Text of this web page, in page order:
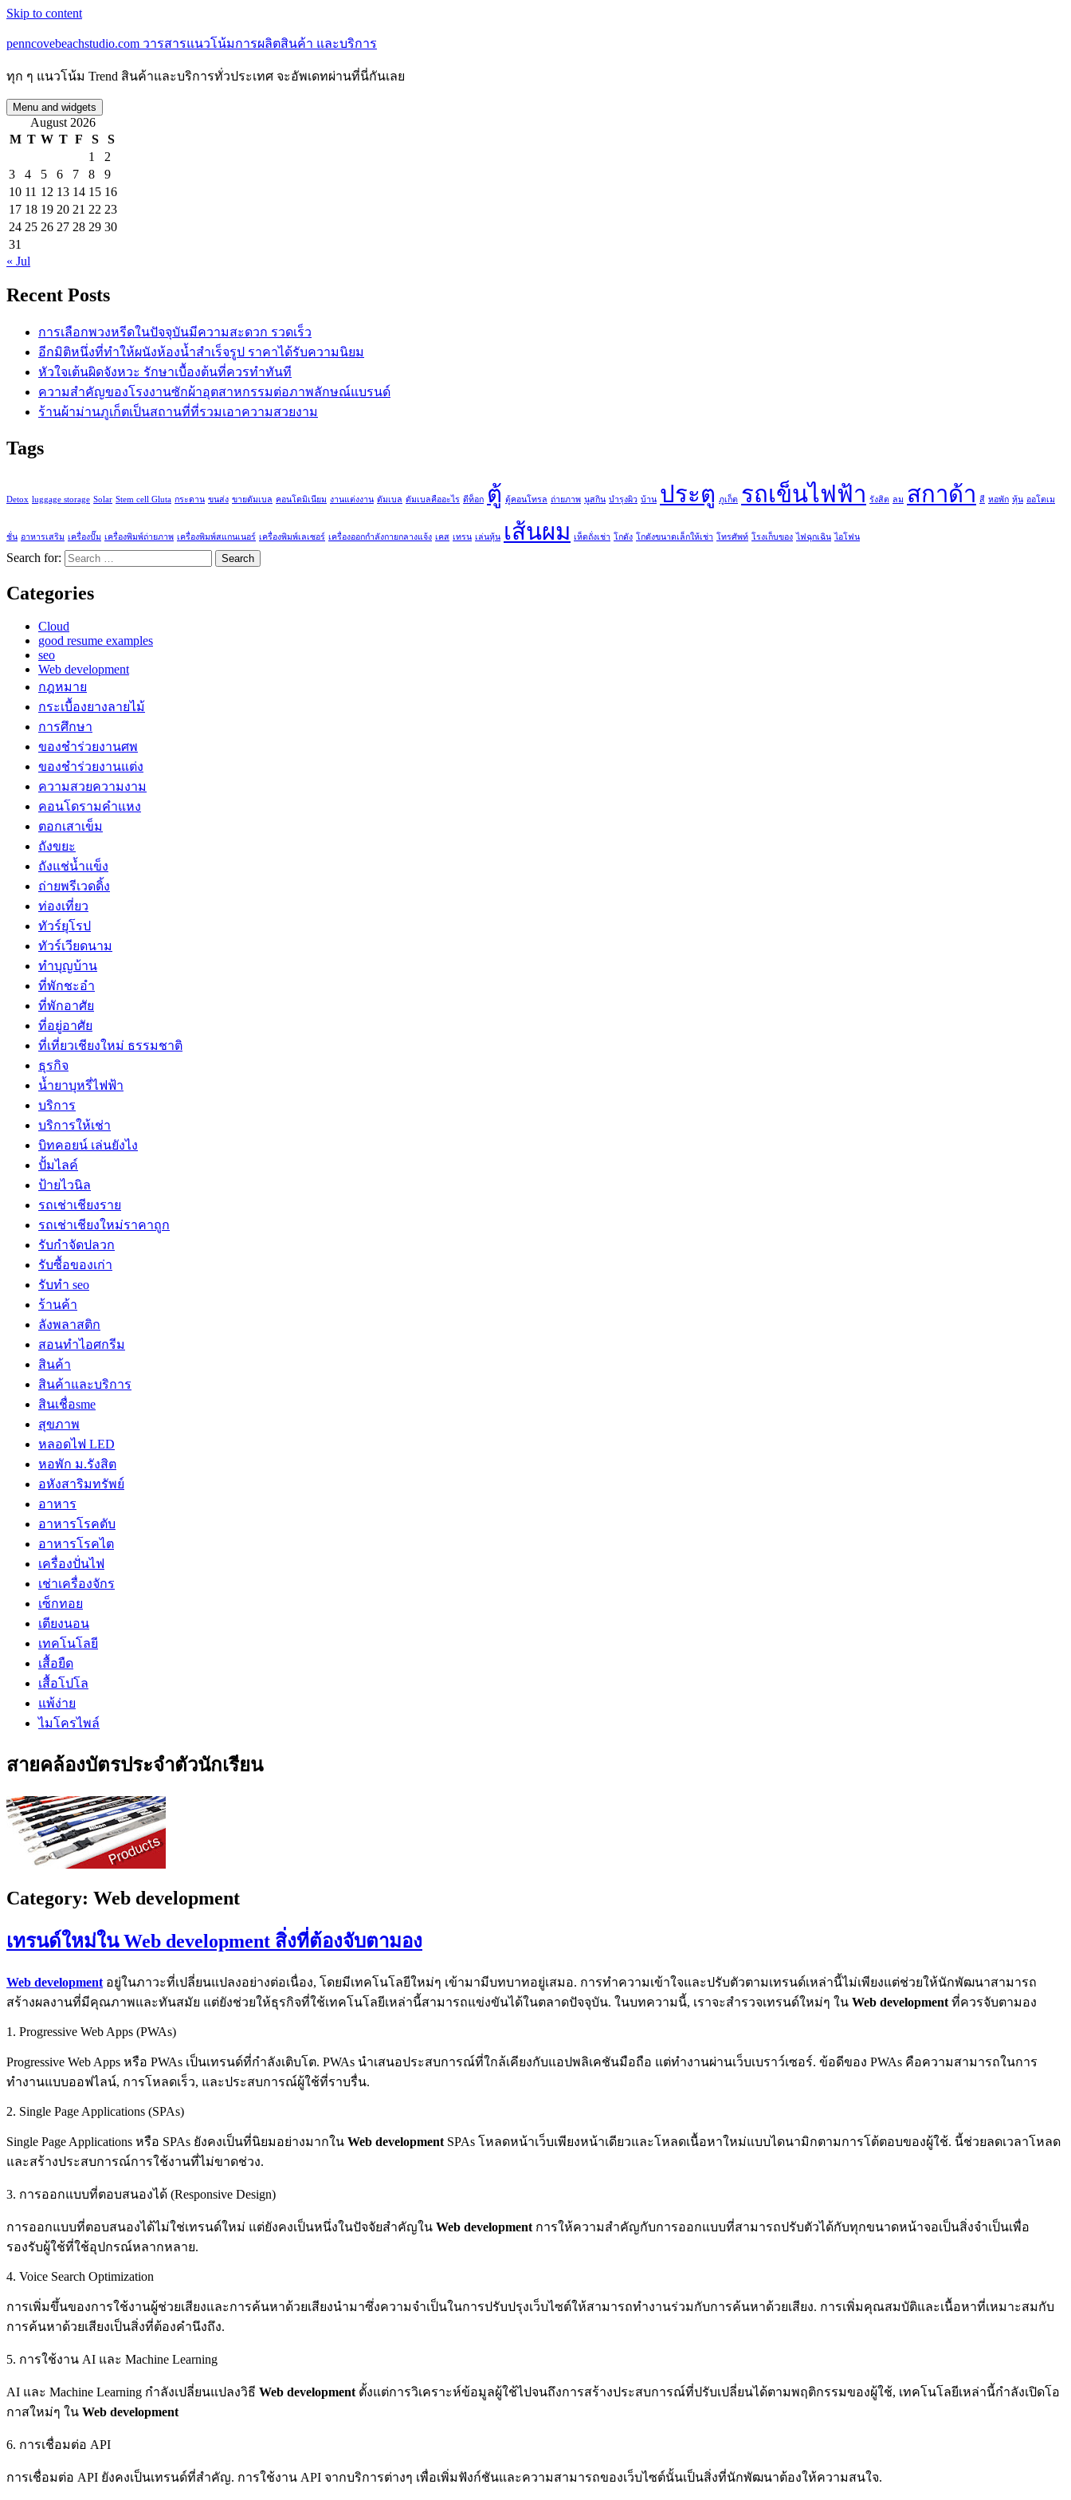
Skip to content
penncovebeachstudio.com วารสารแนวโน้มการผลิตสินค้า และบริการ
ทุก ๆ แนวโน้ม Trend สินค้าและบริการทั่วประเทศ จะอัพเดทผ่านที่นี่กันเลย
Menu and widgets
August 2026
M T W T F S
S
1
2
3
4 5 6 7 8
9
10 11 12 13 14 15 16
17 18 19 20 21 22 23
24 25 26 27 28 29 30
31
« Jul
Recent Posts
การเลือกพวงหรีดในปัจจุบันมีความสะดวก รวดเร็ว
อีกมิติหนึ่งที่ทำให้ผนังห้องน้ำสำเร็จรูป ราคาได้รับความนิยม
หัวใจเต้นผิดจังหวะ รักษาเบื้องต้นที่ควรทำทันที
ความสำคัญของโรงงานซักผ้าอุตสาหกรรมต่อภาพลักษณ์แบรนด์
ร้านผ้าม่านภูเก็ตเป็นสถานที่ที่รวมเอาความสวยงาม
Tags
Detox luggage storage Solar Stem cell Gluta กระดาน ขนส่ง ขายดัมเบล คอนโดมิเนียม งานแต่งงาน ดัมเบล ดัมเบลคืออะไร ดีท็อก ตู้ ตู้คอนโทรล ถ่ายภาพ นูสกิน บำรุงผิว บ้าน ประตู ภูเก็ต รถเข็นไฟฟ้า รังสิต ลม สกาด้า สี หอพัก หุ้น ออโตเม
ชั่น อาหารเสริม เครื่องปั๊ม เครื่องพิมพ์ถ่ายภาพ เครื่องพิมพ์สแกนเนอร์ เครื่องพิมพ์เลเซอร์ เครื่องออกกำลังกายกลางแจ้ง เคส เทรน เล่นหุ้น เส้นผม เห็ดถั่งเช่า โกดัง โกดังขนาดเล็กให้เช่า โทรศัพท์ โรงเก็บของ ไฟฉุกเฉิน ไอโฟน
Search for:
Categories
Cloud
good resume examples
seo
Web development
กฎหมาย
กระเบื้องยางลายไม้
การศึกษา
ของชำร่วยงานศพ
ของชำร่วยงานแต่ง
ความสวยความงาม
คอนโดรามคำแหง
ตอกเสาเข็ม
ถังขยะ
ถังแช่น้ำแข็ง
ถ่ายพรีเวดดิ้ง
ท่องเที่ยว
ทัวร์ยุโรป
ทัวร์เวียดนาม
ทำบุญบ้าน
ที่พักชะอำ
ที่พักอาศัย
ที่อยู่อาศัย
ที่เที่ยวเชียงใหม่ ธรรมชาติ
ธุรกิจ
น้ำยาบุหรี่ไฟฟ้า
บริการ
บริการให้เช่า
บิทคอยน์ เล่นยังไง
ปั้มไลค์
ป้ายไวนิล
รถเช่าเชียงราย
รถเช่าเชียงใหม่ราคาถูก
รับกำจัดปลวก
รับซื้อของเก่า
รับทำ seo
ร้านค้า
ลังพลาสติก
สอนทำไอศกรีม
สินค้า
สินค้าและบริการ
สินเชื่อsme
สุขภาพ
หลอดไฟ LED
หอพัก ม.รังสิต
อหังสาริมทรัพย์
อาหาร
อาหารโรคตับ
อาหารโรคไต
เครื่องปั่นไฟ
เช่าเครื่องจักร
เซ็กทอย
เตียงนอน
เทคโนโลยี
เสื้อยืด
เสื้อโปโล
แพ้ง่าย
ไมโครไพล์
สายคล้องบัตรประจำตัวนักเรียน
Category: Web development
เทรนด์ใหม่ในWeb development สิ่งที่ต้องจับตามอง
Web development อยู่ในภาวะที่เปลี่ยนแปลงอย่างต่อเนื่อง, โดยมีเทคโนโลยีใหม่ๆ เข้ามามีบทบาทอยู่เสมอ. การทำความเข้าใจและปรับตัวตามเทรนด์เหล่านี้ไม่เพียงแต่ช่วยให้นักพัฒนาสามารถ
สร้างผลงานที่มีคุณภาพและทันสมัย แต่ยังช่วยให้ธุรกิจที่ใช้เทคโนโลยีเหล่านี้สามารถแข่งขันได้ในตลาดปัจจุบัน. ในบทความนี้, เราจะสำรวจเทรนด์ใหม่ๆ ใน Web development ที่ควรจับตามอง
1. Progressive Web Apps (PWAs)
Progressive Web Apps หรือ PWAs เป็นเทรนด์ที่กำลังเติบโต. PWAs นำเสนอประสบการณ์ที่ใกล้เคียงกับแอปพลิเคชันมือถือ แต่ทำงานผ่านเว็บเบราว์เซอร์. ข้อดีของ PWAs คือความสามารถในการ
ทำงานแบบออฟไลน์, การโหลดเร็ว, และประสบการณ์ผู้ใช้ที่ราบรื่น.
2. Single Page Applications (SPAs)
Single Page Applications หรือ SPAs ยังคงเป็นที่นิยมอย่างมากใน Web development SPAs โหลดหน้าเว็บเพียงหน้าเดียวและโหลดเนื้อหาใหม่แบบไดนามิกตามการโต้ตอบของผู้ใช้. นี้ช่วยลดเวลาโหลด
และสร้างประสบการณ์การใช้งานที่ไม่ขาดช่วง.
3. การออกแบบที่ตอบสนองได้ (Responsive Design)
การออกแบบที่ตอบสนองได้ไม่ใช่เทรนด์ใหม่ แต่ยังคงเป็นหนึ่งในปัจจัยสำคัญใน Web development การให้ความสำคัญกับการออกแบบที่สามารถปรับตัวได้กับทุกขนาดหน้าจอเป็นสิ่งจำเป็นเพื่อ
รองรับผู้ใช้ที่ใช้อุปกรณ์หลากหลาย.
4. Voice Search Optimization
การเพิ่มขึ้นของการใช้งานผู้ช่วยเสียงและการค้นหาด้วยเสียงนำมาซึ่งความจำเป็นในการปรับปรุงเว็บไซต์ให้สามารถทำงานร่วมกับการค้นหาด้วยเสียง. การเพิ่มคุณสมบัติและเนื้อหาที่เหมาะสมกับ
การค้นหาด้วยเสียงเป็นสิ่งที่ต้องคำนึงถึง.
5. การใช้งาน AI และ Machine Learning
AI และ Machine Learning กำลังเปลี่ยนแปลงวิธี Web development ตั้งแต่การวิเคราะห์ข้อมูลผู้ใช้ไปจนถึงการสร้างประสบการณ์ที่ปรับเปลี่ยนได้ตามพฤติกรรมของผู้ใช้, เทคโนโลยีเหล่านี้กำลังเปิดโอ
กาสใหม่ๆ ใน Web development
6. การเชื่อมต่อ API
การเชื่อมต่อ API ยังคงเป็นเทรนด์ที่สำคัญ. การใช้งาน API จากบริการต่างๆ เพื่อเพิ่มฟังก์ชันและความสามารถของเว็บไซต์นั้นเป็นสิ่งที่นักพัฒนาต้องให้ความสนใจ.